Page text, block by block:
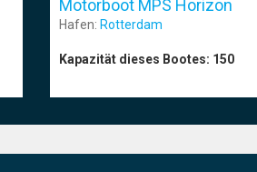
Motorboot MPS Horizon
Hafen: Rotterdam
Kapazität dieses Bootes: 150